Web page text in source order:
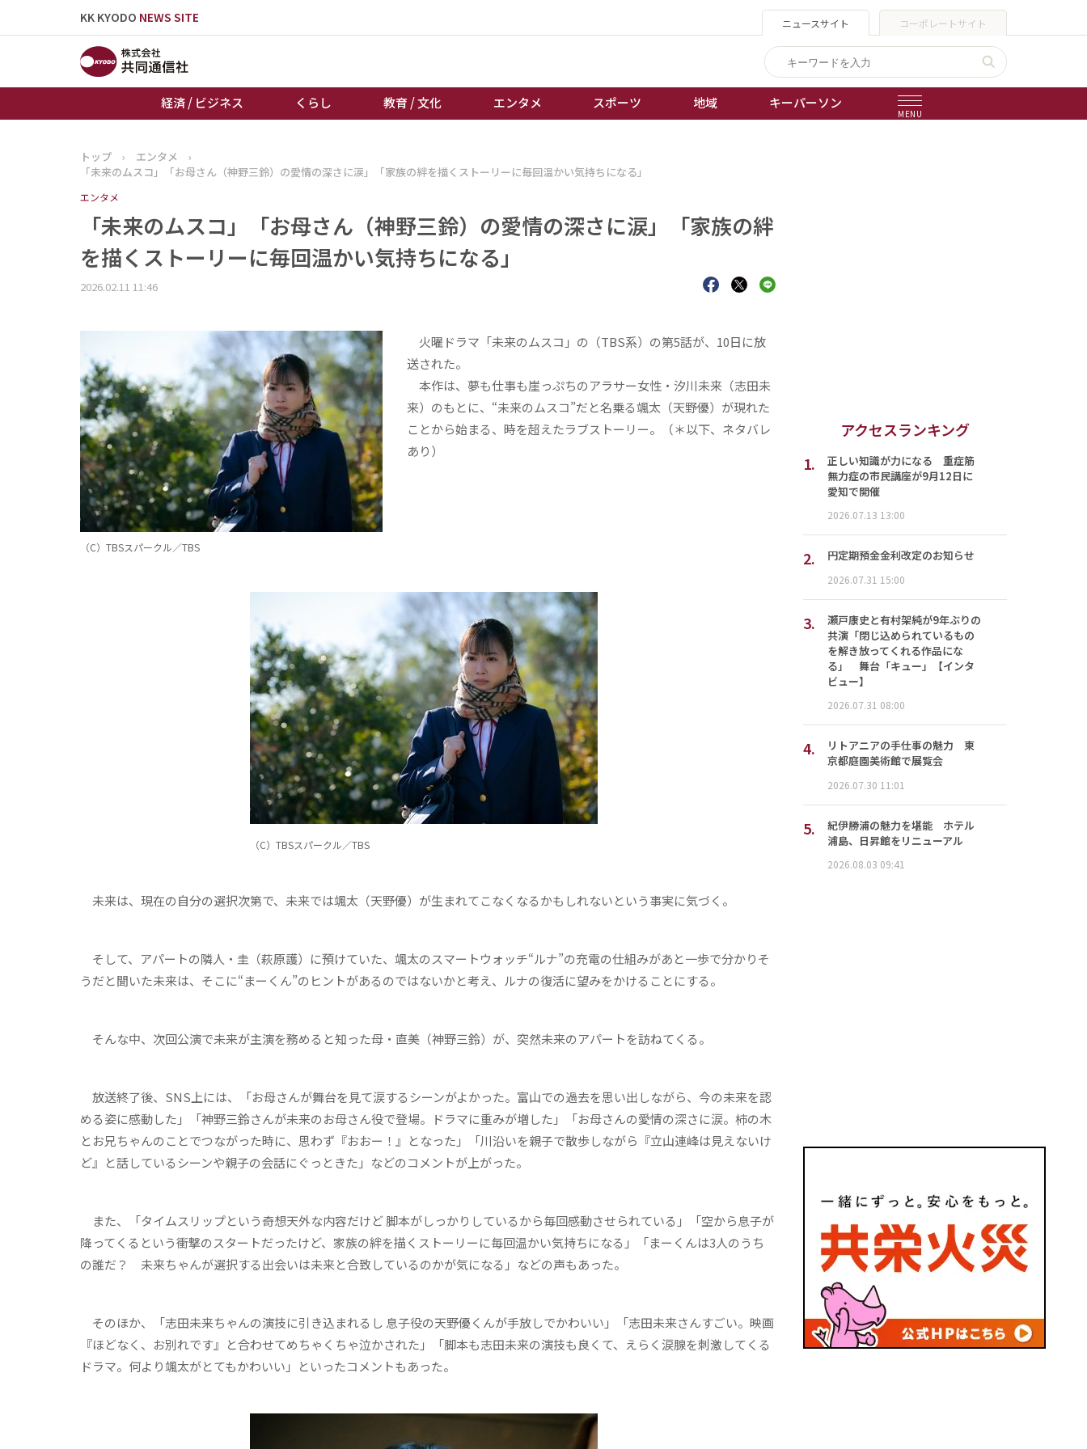
KK KYODO NEWS SITE ニュースサイト コーポレートサイト
経済 / ビジネス くらし 教育 / 文化 エンタメ スポーツ 地域 キーパーソン
MENU
トップページ
エンタメ
スポーツ
競輪
トップ › エンタメ
›
「未来のムスコ」「お母さん（神野三鈴）の愛情の深さに涙」「家族の絆を描くストーリーに毎回温かい気持ちになる」
エンタメ
「未来のムスコ」「お母さん（神野三鈴）の愛情の深さに涙」「家族の絆
を描くストーリーに毎回温かい気持ちになる」
2026.02.11 11:46
（C）TBSスパークル／TBS
火曜ドラマ「未来のムスコ」の（TBS系）の第5話が、10日に放
送された。
本作は、夢も仕事も崖っぷちのアラサー女性・汐川未来（志田未
来）のもとに、“未来のムスコ”だと名乗る颯太（天野優）が現れた
ことから始まる、時を超えたラブストーリー。（＊以下、ネタバレ
あり）
（C）TBSスパークル／TBS
未来は、現在の自分の選択次第で、未来では颯太（天野優）が生まれてこなくなるかもしれないという事実に気づく。
そして、アパートの隣人・圭（萩原護）に預けていた、颯太のスマートウォッチ“ルナ”の充電の仕組みがあと一歩で分かりそ
うだと聞いた未来は、そこに“まーくん”のヒントがあるのではないかと考え、ルナの復活に望みをかけることにする。
そんな中、次回公演で未来が主演を務めると知った母・直美（神野三鈴）が、突然未来のアパートを訪ねてくる。
放送終了後、SNS上には、「お母さんが舞台を見て涙するシーンがよかった。富山での過去を思い出しながら、今の未来を認
める姿に感動した」「神野三鈴さんが未来のお母さん役で登場。ドラマに重みが増した」「お母さんの愛情の深さに涙。柿の木
とお兄ちゃんのことでつながった時に、思わず『おおー！』となった」「川沿いを親子で散歩しながら『立山連峰は見えないけ
ど』と話しているシーンや親子の会話にぐっときた」などのコメントが上がった。
また、「タイムスリップという奇想天外な内容だけど 脚本がしっかりしているから毎回感動させられている」「空から息子が
降ってくるという衝撃のスタートだったけど、家族の絆を描くストーリーに毎回温かい気持ちになる」「まーくんは3人のうち
の誰だ？ 未来ちゃんが選択する出会いは未来と合致しているのかが気になる」などの声もあった。
そのほか、「志田未来ちゃんの演技に引き込まれるし 息子役の天野優くんが手放しでかわいい」「志田未来さんすごい。映画
『ほどなく、お別れです』と合わせてめちゃくちゃ泣かされた」「脚本も志田未来の演技も良くて、えらく涙腺を刺激してくる
ドラマ。何より颯太がとてもかわいい」といったコメントもあった。
アクセスランキング
1.
正しい知識が力になる 重症筋
無力症の市民講座が9月12日に
愛知で開催
2026.07.13 13:00
2. 円定期預金金利改定のお知らせ
2026.07.31 15:00
3.
瀬戸康史と有村架純が9年ぶりの
共演「閉じ込められているもの
を解き放ってくれる作品にな
る」 舞台「キュー」【インタ
ビュー】
2026.07.31 08:00
4.
リトアニアの手仕事の魅力 東
京都庭園美術館で展覧会
2026.07.30 11:01
5.
紀伊勝浦の魅力を堪能 ホテル
浦島、日昇館をリニューアル
2026.08.03 09:41